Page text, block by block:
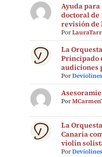
Ayuda
doctoral de
revisión de
Por
La
Principado
audiciones
PorDeviolines
Por
La
Canaria
violín
PorDeviolines